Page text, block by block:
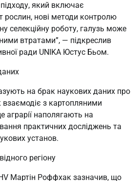
який включає
рослин, нові методи контролю
селекційну роботу, галузь може
втратами”, — підкреслив
ради UNIKA Юстус Бьом.
на брак наукових даних про
взаємодіє з картопляними
аграрії наполягають на
практичних досліджень та
установ.
регіону
Мартін Роффхак зазначив, що